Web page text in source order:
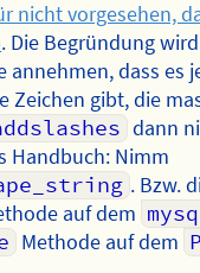
nicht vorgesehen,
. Die Begründung
annehmen, dass es
Zeichen gibt, die
dann
Handbuch: Nimm
. Bzw.
auf dem
Methode auf dem